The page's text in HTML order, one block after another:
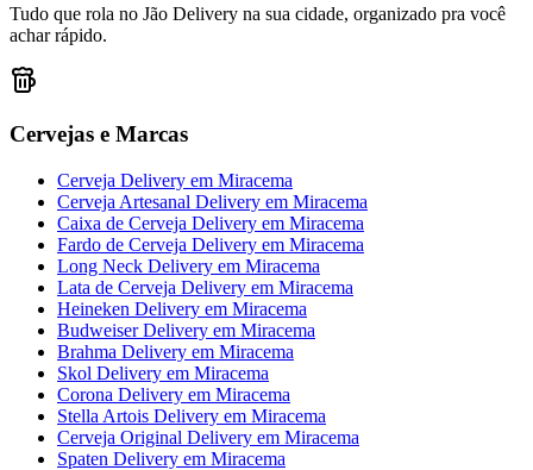
Tudo que rola no Jão Delivery na sua cidade, organizado pra você
achar rápido.
Cervejas e Marcas
Cerveja Delivery em Miracema
Cerveja Artesanal Delivery em Miracema
Caixa de Cerveja Delivery em Miracema
Fardo de Cerveja Delivery em Miracema
Long Neck Delivery em Miracema
Lata de Cerveja Delivery em Miracema
Heineken Delivery em Miracema
Budweiser Delivery em Miracema
Brahma Delivery em Miracema
Skol Delivery em Miracema
Corona Delivery em Miracema
Stella Artois Delivery em Miracema
Cerveja Original Delivery em Miracema
Spaten Delivery em Miracema